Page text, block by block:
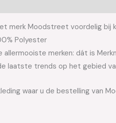
merk Moodstreet voordelig bij
Polyester
merken: dát is
laatste trends op het gebied
waar u de bestelling van